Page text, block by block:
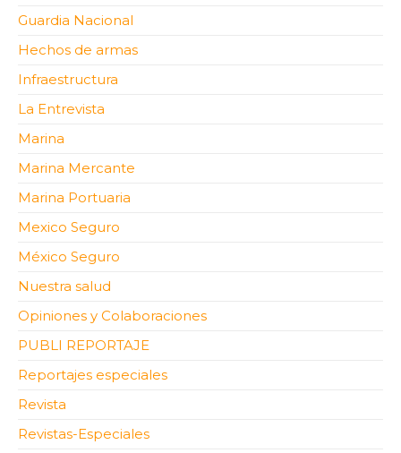
Guardia Nacional
Hechos de armas
Infraestructura
La Entrevista
Marina
Marina Mercante
Marina Portuaria
Mexico Seguro
México Seguro
Nuestra salud
Opiniones y Colaboraciones
PUBLI REPORTAJE
Reportajes especiales
Revista
Revistas-Especiales